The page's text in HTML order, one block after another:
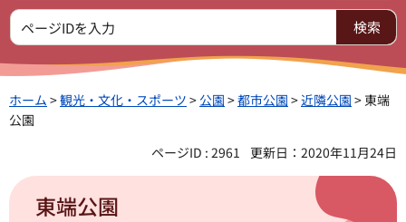
ホーム >観光・文化・スポーツ > 公園 >都市公園 >近隣公園 > 東端
公園
ページID : 2961
更新日：2020年11月24日
東端公園